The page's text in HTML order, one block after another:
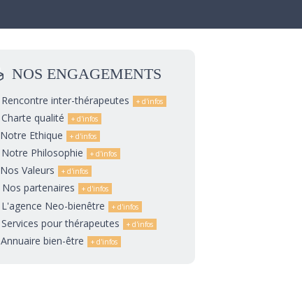
NOS ENGAGEMENTS
Rencontre inter-thérapeutes
Charte qualité
Notre Ethique
Notre Philosophie
Nos Valeurs
Nos partenaires
L'agence Neo-bienêtre
Services pour thérapeutes
Annuaire bien-être